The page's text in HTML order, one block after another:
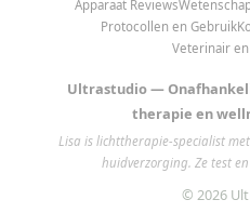
Apparaat Reviews
Protocollen en Gebruik
Veterinair
Ultrastudio —
therapie en
Lisa is lichttherapie-specialist
huidverzorging. Ze test
© 2026